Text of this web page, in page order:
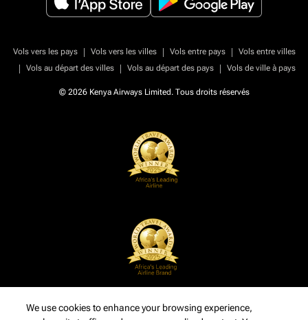
Vols vers les pays | Vols vers les villes | Vols entre pays |
Vols entre villes
|
Vols au départ des villes | Vols au départ des pays | Vols de ville à pays
© 2026 Kenya Airways Limited. Tous droits réservés
We use cookies to enhance your browsing experience,